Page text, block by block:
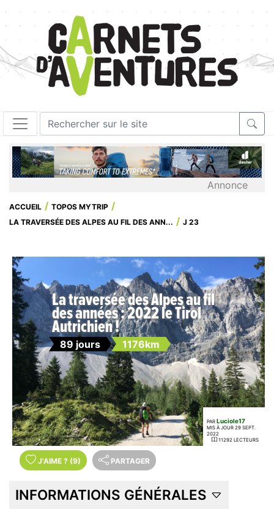
Annonce
ACCUEIL
TOPOS MYTRIP
LA TRAVERSÉE DES ALPES AU FIL DES ANN...
J 23
La traversée des Alpes au fil
des années : 2022 le Tirol
Autrichien !
89 jours 1176km
PAR Luciole17
MIS À JOUR 29 SEPT.
2022
11292 LECTEURS
J'AIME ? (9) PARTAGER
INFORMATIONS GÉNÉRALES